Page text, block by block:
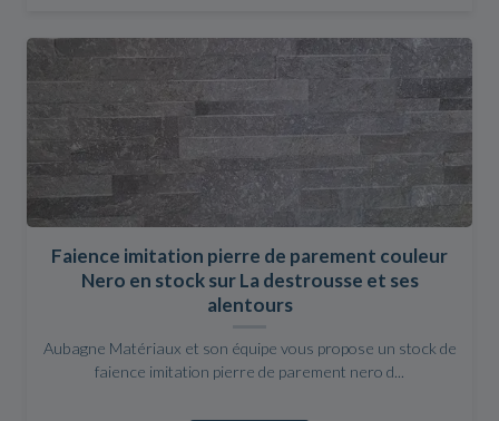
Faience imitation pierre de parement couleur
Nero en stock sur La destrousse et ses
alentours
Aubagne Matériaux et son équipe vous propose un stock de
faience imitation pierre de parement nero d...